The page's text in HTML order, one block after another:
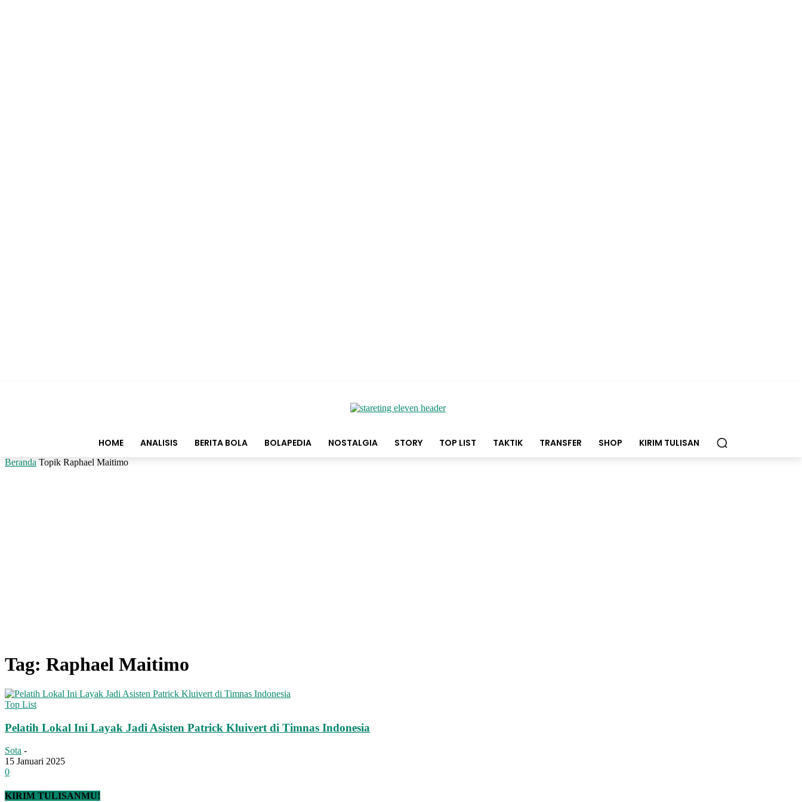
HOME ANALISIS BERITA BOLA BOLAPEDIA NOSTALGIA STORY TOP LIST TAKTIK TRANSFER SHOP KIRIM TULISAN
Beranda Topik Raphael Maitimo
Tag: Raphael Maitimo
Top List
Pelatih Lokal Ini Layak Jadi Asisten Patrick Kluivert di Timnas Indonesia
Sota -
15 Januari 2025
0
KIRIM TULISANMU!